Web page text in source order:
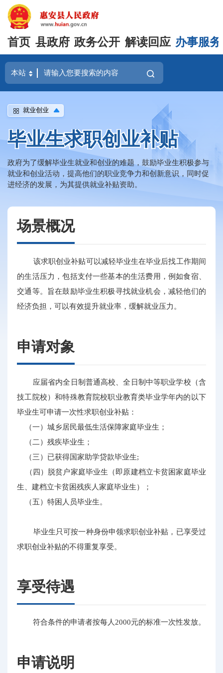
首页 县政府 政务公开 解读回应 办事服务
就业创业
毕业生求职创业补贴
政府为了缓解毕业生就业和创业的难题，鼓励毕业生积极参与
就业和创业活动，提高他们的职业竞争力和创新意识，同时促
进经济的发展，为其提供就业补贴资助。
场景概况
该求职创业补贴可以减轻毕业生在毕业后找工作期间
的生活压力，包括支付一些基本的生活费用，例如食宿、
交通等。旨在鼓励毕业生积极寻找就业机会，减轻他们的
经济负担，可以有效提升就业率，缓解就业压力。
申请对象
应届省内全日制普通高校、全日制中等职业学校（含
技工院校）和特殊教育院校职业教育类毕业学年内的以下
毕业生可申请一次性求职创业补贴：
（一）城乡居民最低生活保障家庭毕业生；
（二）残疾毕业生；
（三）已获得国家助学贷款毕业生;
（四）脱贫户家庭毕业生（即原建档立卡贫困家庭毕业
生、建档立卡贫困残疾人家庭毕业生）；
（五）特困人员毕业生。
毕业生只可按一种身份申领求职创业补贴，已享受过
求职创业补贴的不得重复享受。
享受待遇
符合条件的申请者按每人2000元的标准一次性发放。
申请说明